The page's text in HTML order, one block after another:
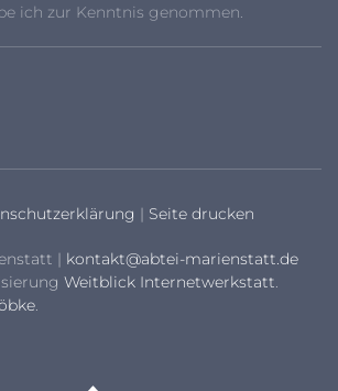
ich zur Kenntnis genommen.
| Seite drucken
| kontakt@abtei-marienstatt.de
Weitblick Internetwerkstatt.
.